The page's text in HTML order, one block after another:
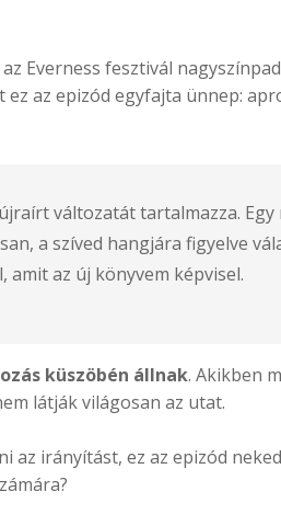
Everness fesztivál
az epizód egyfajta ünnep:
változatát tartalmazza. Egy
a szíved hangjára figyelve
amit az új könyvem képvisel.
küszöbén állnak. Akikben
látják világosan az utat.
irányítást, ez az epizód neked